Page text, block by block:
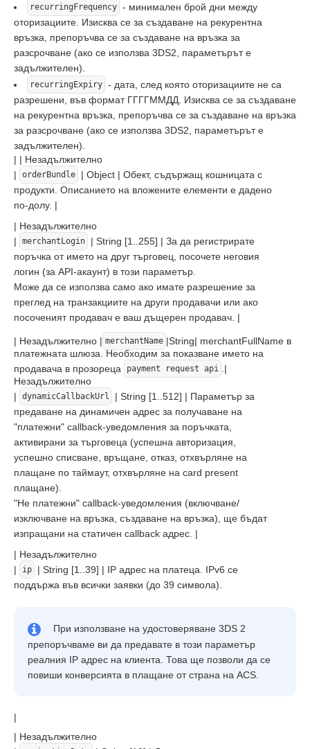
recurringFrequency - минимален брой дни между
оторизациите. Изисква се за създаване на рекурентна
връзка, препоръчва се за създаване на връзка за
разсрочване (ако се използва 3DS2, параметърът е
задължителен).
recurringExpiry - дата, след която оторизациите не са
разрешени, във формат ГГГГММДД. Изисква се за създаване
на рекурентна връзка, препоръчва се за създаване на връзка
за разсрочване (ако се използва 3DS2, параметърът е
задължителен).
| | Незадължително
|
orderBundle
| Object | Обект, съдържащ кошницата с
продукти. Описанието на вложените елементи е дадено
по-долу. |
| Незадължително
|
merchantLogin
| String [1..255] | За да регистрирате
поръчка от името на друг търговец, посочете неговия
логин (за API-акаунт) в този параметър.
Може да се използва само ако имате разрешение за
преглед на транзакциите на други продавачи или ако
посоченият продавач е ваш дъщерен продавач. |
| Незадължително | merchantName |String| merchantFullName в
платежната шлюза. Необходим за показване името на
продавача в прозореца
payment request api
.|
Незадължително
|
dynamicCallbackUrl
| String [1..512] | Параметър за
предаване на динамичен адрес за получаване на
"платежни" callback-уведомления за поръчката,
активирани за търговеца (успешна авторизация,
успешно списване, връщане, отказ, отхвърляне на
плащане по таймаут, отхвърляне на card present
плащане).
"Не платежни" callback-уведомления (включване/
изключване на връзка, създаване на връзка), ще бъдат
изпращани на статичен callback адрес. |
| Незадължително
|
ip
| String [1..39] | IP адрес на платеца. IPv6 се
поддържа във всички заявки (до 39 символа).
При използване на удостоверяване 3DS 2
препоръчваме ви да предавате в този параметър
реалния IP адрес на клиента. Това ще позволи да се
повиши конверсията в плащане от страна на ACS.
|
| Незадължително